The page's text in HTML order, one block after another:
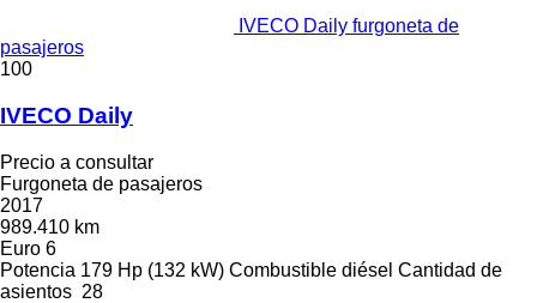
IVECO Daily furgoneta de
pasajeros
100
IVECO Daily
Precio a consultar
Furgoneta de pasajeros
2017
989.410 km
Euro 6
Potencia 179 Hp (132 kW) Combustible diésel Cantidad de
asientos 28